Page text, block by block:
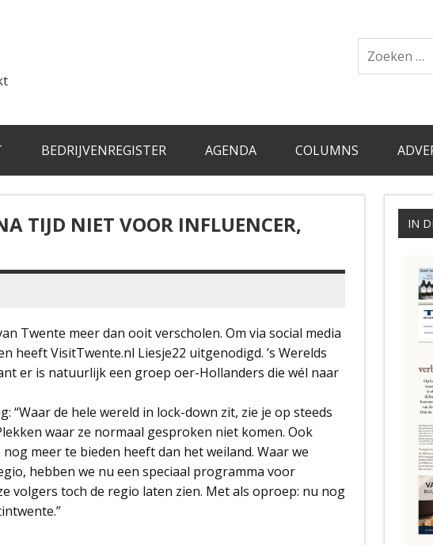
BEDRIJVENREGISTER AGENDA COLUMNS
TIJD NIET VOOR INFLUENCER,
Twente meer dan ooit verscholen. Om via social media
heeft VisitTwente.nl Liesje22 uitgenodigd. ’s Werelds
er is natuurlijk een groep oer-Hollanders die wél naar
de hele wereld in lock-down zit, zie je op steeds
waar ze normaal gesproken niet komen. Ook
meer te bieden heeft dan het weiland. Waar we
hebben we nu een speciaal programma voor
volgers toch de regio laten zien. Met als oproep: nu nog
IN